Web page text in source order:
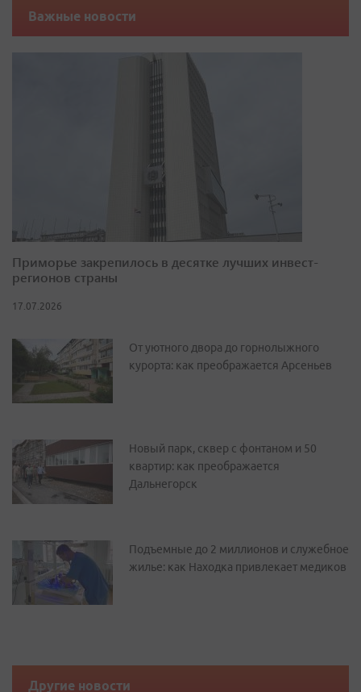
Важные новости
Приморье закрепилось в десятке лучших инвест-
регионов страны
17.07.2026
От уютного двора до горнолыжного
курорта: как преображается Арсеньев
Новый парк, сквер с фонтаном и 50
квартир: как преображается
Дальнегорск
Подъемные до 2 миллионов и служебное
жилье: как Находка привлекает медиков
Другие новости